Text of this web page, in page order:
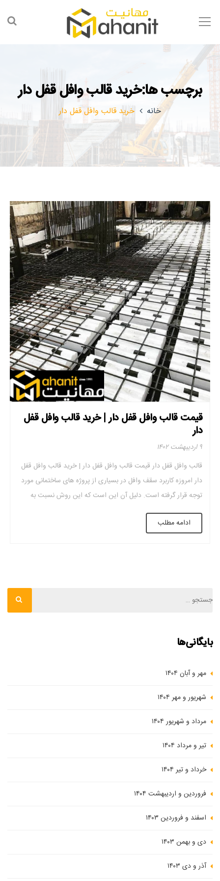
برچسب ها:خرید قالب وافل قفل دار
خانه خرید قالب وافل قفل دار
قیمت قالب وافل قفل دار | خرید قالب وافل قفل
دار
۹ اردیبهشت ۱۴۰۲
قالب وافل قفل دار قیمت قالب وافل قفل دار | خرید قالب وافل قفل
دار امروزه کاربرد سقف وافل در بسیاری از پروژه های ساختمانی مورد
توجه قرار گرفته است. دلیل آن این است که این روش نسبت به
روش های قبلی مزایای زیادی دارد. همانطور که گفته شد این سقف به
دلیل خواصی که […]
ادامه مطلب
بایگانی‌ها
مهر و آبان ۱۴۰۴
شهریور و مهر ۱۴۰۴
مرداد و شهریور ۱۴۰۴
تیر و مرداد ۱۴۰۴
خرداد و تیر ۱۴۰۴
فروردین و اردیبهشت ۱۴۰۴
اسفند و فروردین ۱۴۰۳
دی و بهمن ۱۴۰۳
آذر و دی ۱۴۰۳